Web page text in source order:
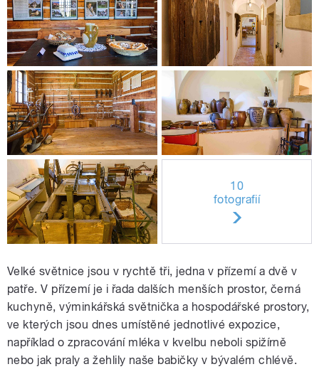
10
fotografií
Velké světnice jsou v rychtě tři, jedna v přízemí a dvě v
patře. V přízemí je i řada dalších menších prostor, černá
kuchyně, výminkářská světnička a hospodářské prostory,
ve kterých jsou dnes umístěné jednotlivé expozice,
například o zpracování mléka v kvelbu neboli spižírně
nebo jak praly a žehlily naše babičky v bývalém chlévě.